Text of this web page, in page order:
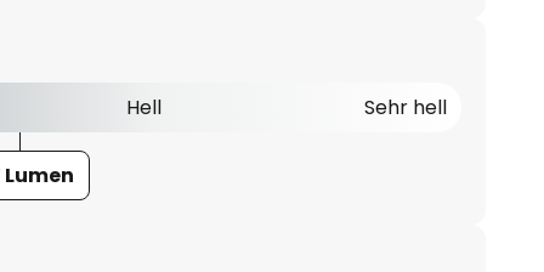
Hell Sehr hell
Lumen